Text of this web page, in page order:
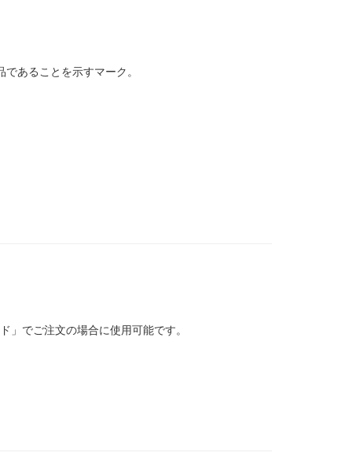
あることを示すマーク。
でご注文の場合に使用可能です。